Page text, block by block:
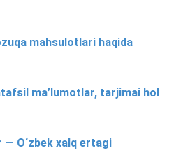
mahsulotlari haqida
ma’lumotlar, tarjimai hol
— O‘zbek xalq ertagi